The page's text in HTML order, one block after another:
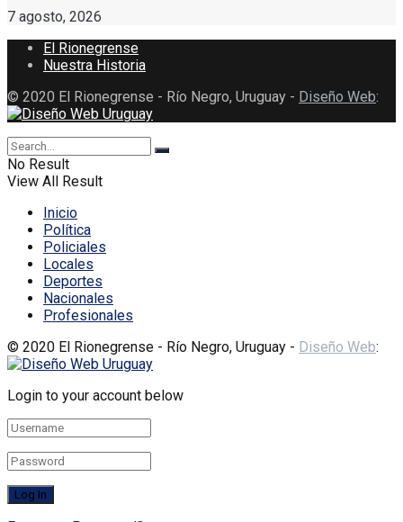
7 agosto, 2026
El Rionegrense
Nuestra Historia
© 2020 El Rionegrense - Río Negro, Uruguay - Diseño Web:
No Result
View All Result
Inicio
Política
Policiales
Locales
Deportes
Nacionales
Profesionales
© 2020 El Rionegrense - Río Negro, Uruguay - Diseño Web:
Login to your account below